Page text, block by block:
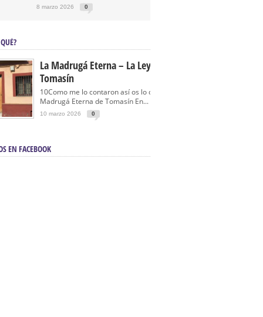
8 marzo 2026 0
La Madrugá Eterna – La Leyenda De
Tomasín
10Como me lo contaron así os lo cuento… La
Madrugá Eterna de Tomasín En...
10 marzo 2026 0
EN FACEBOOK